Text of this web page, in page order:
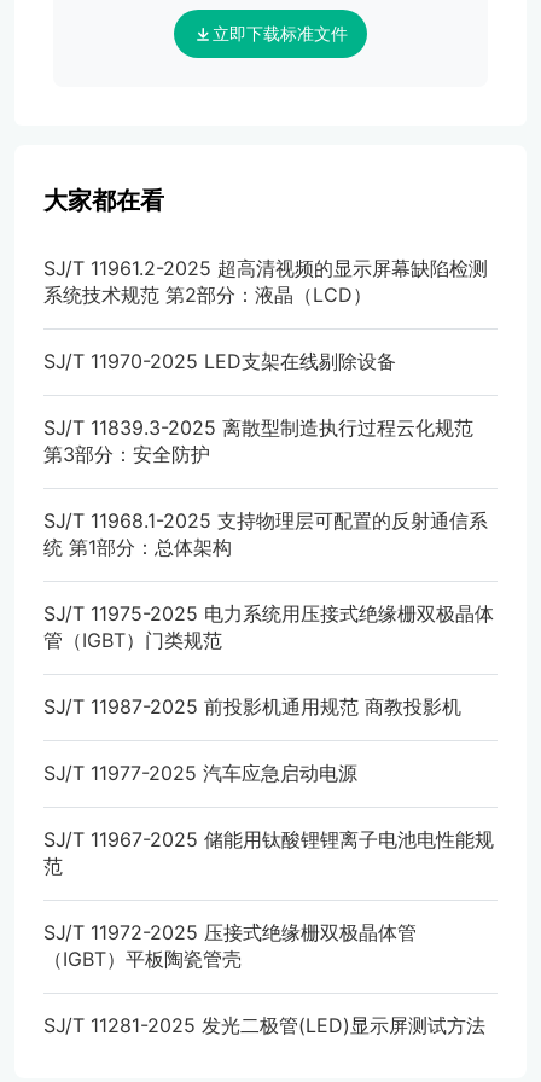
立即下载标准文件
大家都在看
SJ/T 11961.2-2025 超高清视频的显示屏幕缺陷检测
系统技术规范 第2部分：液晶（LCD）
SJ/T 11970-2025 LED支架在线剔除设备
SJ/T 11839.3-2025 离散型制造执行过程云化规范
第3部分：安全防护
SJ/T 11968.1-2025 支持物理层可配置的反射通信系
统 第1部分：总体架构
SJ/T 11975-2025 电力系统用压接式绝缘栅双极晶体
管（IGBT）门类规范
SJ/T 11987-2025 前投影机通用规范 商教投影机
SJ/T 11977-2025 汽车应急启动电源
SJ/T 11967-2025 储能用钛酸锂锂离子电池电性能规
范
SJ/T 11972-2025 压接式绝缘栅双极晶体管
（IGBT）平板陶瓷管壳
SJ/T 11281-2025 发光二极管(LED)显示屏测试方法